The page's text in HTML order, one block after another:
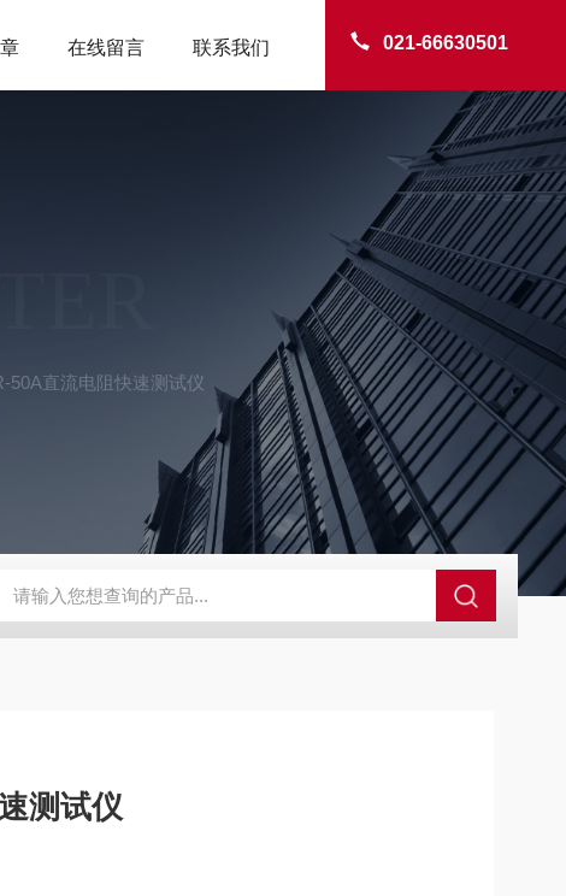
021-66630501
在线留言 联系我们
50A直流电阻快速测试仪
测试仪